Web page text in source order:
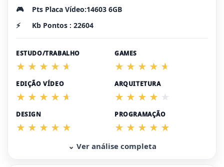
🎮
Pts Placa Vídeo:14603 6GB
⚡
Kb Pontos : 22604
ESTUDO/TRABALHO GAMES
EDIÇÃO VÍDEO ARQUITETURA
DESIGN PROGRAMAÇÃO
⌄ Ver análise completa